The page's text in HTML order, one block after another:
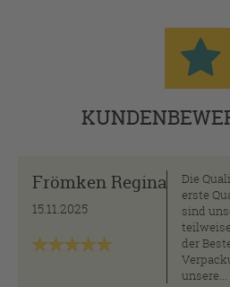
Frömken Regina
15.11.2025
Die
erste
sind
der
unsere...